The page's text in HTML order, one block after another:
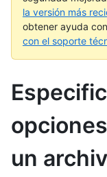
la versión más
obtener ayuda
con el soporte
un